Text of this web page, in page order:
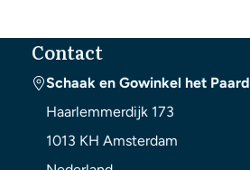
Contact
Schaak en Gowinkel het Paard
Haarlemmerdijk 173
1013 KH Amsterdam